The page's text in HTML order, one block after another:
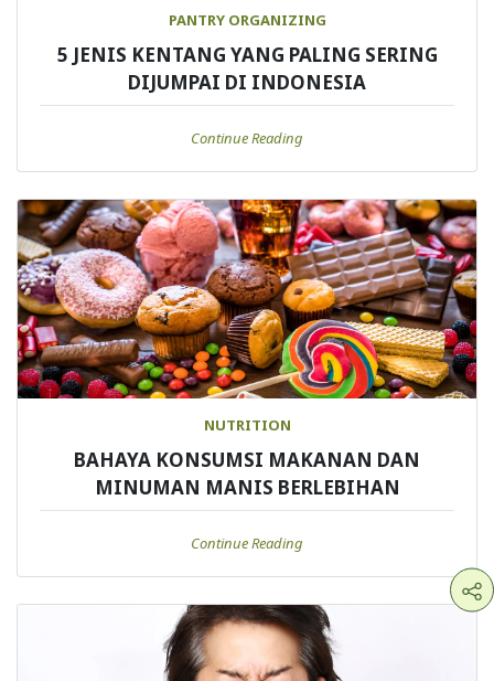
PANTRY ORGANIZING
5 JENIS KENTANG YANG PALING SERING
DIJUMPAI DI INDONESIA
Continue Reading
NUTRITION
BAHAYA KONSUMSI MAKANAN DAN
MINUMAN MANIS BERLEBIHAN
Continue Reading